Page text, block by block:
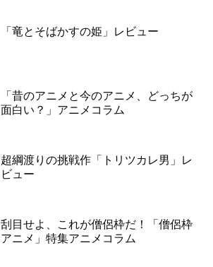
「竜とそばかすの姫」レビュー
「昔のアニメと今のアニメ、どっちが
面白い？」アニメコラム
超綱渡りの挑戦作「トリツカレ男」レ
ビュー
刮目せよ、これが僧侶枠だ！「僧侶枠
アニメ」特集アニメコラム